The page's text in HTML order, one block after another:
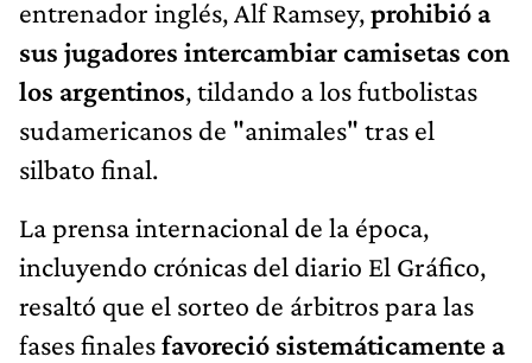
entrenador inglés, Alf Ramsey,prohibió a
sus jugadores intercambiar camisetas con
los argentinos, tildando a los futbolistas
sudamericanos de "animales" tras el
silbato final.
La prensa internacional de la época,
incluyendo crónicas del diario El Gráfico,
resaltó que el sorteo de árbitros para las
fases finalesfavoreció sistemáticamente a